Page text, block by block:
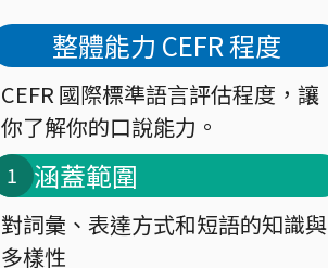
整體能力 CEFR 程度
CEFR 國際標準語言評估程度，讓
你了解你的口說能力。
1 涵蓋範圍
對詞彙、表達方式和短語的知識與
多樣性